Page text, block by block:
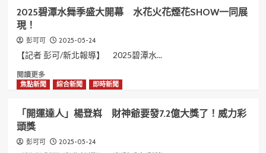
包！
獎」
新
市
亮
眼
表
現
少
年
工
彭
可
體
創
新
持
續
領
行
變
2025碧潭水舞季盛大開幕 水花火花煙花SHOW一同展
現！
彭可可 2025-05-24
【記者 彭可/新北報導】 2025碧潭水...
閱讀更多Read
more
2025
碧
水
焦點新聞 綜合新聞 即時新聞
「開運達人」楊登嵙 財神爺要發7.2億大獎了！威力彩
頭獎
彭可可 2025-05-24